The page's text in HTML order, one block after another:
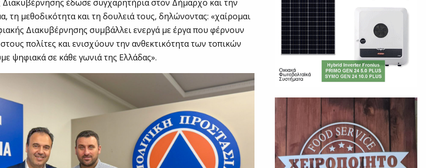
έδωσε συγχαρητήρια στον Δήμαρχο και την
τη μεθοδικότητα και τη δουλειά τους, δηλώνοντας: «χαίρομαι
Διακυβέρνησης συμβάλλει ενεργά με έργα που φέρνουν
πολίτες και ενισχύουν την ανθεκτικότητα των τοπικών
ψηφιακά σε κάθε γωνιά της Ελλάδας».